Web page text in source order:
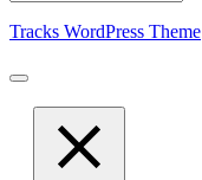
Tracks WordPress Theme